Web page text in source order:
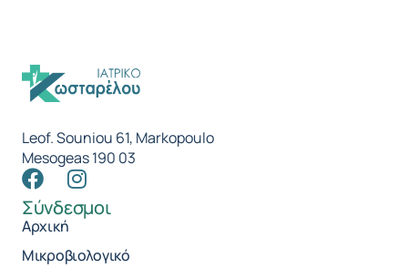
Leof. Souniou 61, Markopoulo
Mesogeas 190 03
Σύνδεσμοι
Αρχική
Μικροβιολογικό